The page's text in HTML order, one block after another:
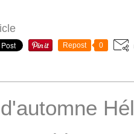
Repost 0